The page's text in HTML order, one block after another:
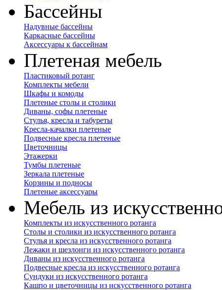
Бассейны
Надувные бассейны
Каркасные бассейны
Аксессуары к бассейнам
Плетеная мебель
Пластиковый ротанг
Комплекты мебели
Шкафы и комоды
Плетеные столы и столики
Диваны, софы плетеные
Стулья, кресла и табуреты
Кресла-качалки плетеные
Подвесные кресла плетеные
Цветочницы
Этажерки
Тумбы плетеные
Зеркала плетеные
Корзины и подносы
Плетеные аксессуары
Мебель из
Комплекты из искусственного ротанга
Столы и столики из искусственного ротанга
Стулья и кресла из искусственного ротанга
Лежаки и шезлонги из искусственного ротанга
Диваны из искусственного ротанга
Подвесные кресла из искусственного ротанга
Сундуки из искусственного ротанга
Кашпо и цветочницы из искусственного ротанга